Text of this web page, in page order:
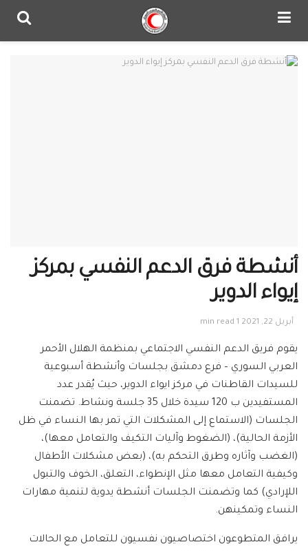
أنشطة فرق الدعم النفسي بمركز
إيواء الدوير
أبريل 22, 2021 1 min read
يقوم فريق الدعم النفسي الاجتماعي بمنظمة الهلال الأحمر
العربي السوري – فرع دمشق بجلسات وأنشطة أسبوعية
للسيدات القاطنات في مركز ايواء الدوير، حيث يُقدر عدد
المستفيدين ب 120 سيدة خلال 35 جلسة ونشاط. تضمنت
الجلسات (الاستماع إلى المشكلات التي تمر بها النساء في ظل
الأزمة الحالية)، (الضغوط وآليات التكيف والتعامل معها)،
(الغضب وآثاره وطرق التحكم به)، (بعض مشكلات الأطفال
وكيفية التعامل معها مثل الإنطواء، التعلق، الخوف والتبول
اللإرادي) كما وتضمنت الجلسات أنشطة يدوية لتنمية مهارات
النساء وتمكينهن.
يرافق المتطوعون اختصاصيون نفسيون للتعامل مع الحالات